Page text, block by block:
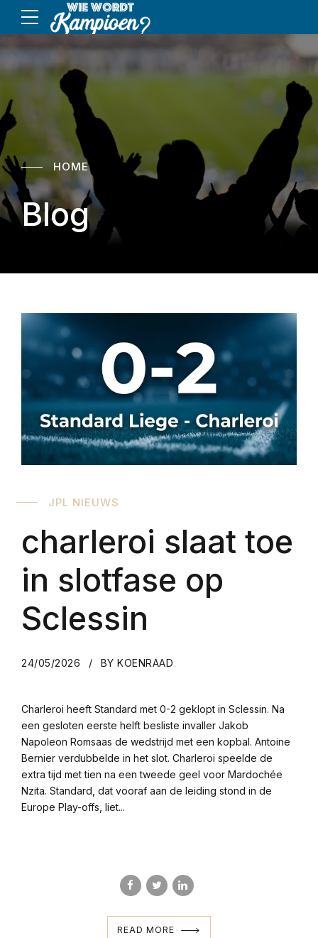
HOME
Blog
JPL NIEUWS
charleroi slaat toe
in slotfase op
Sclessin
24/05/2026 BY KOENRAAD
Charleroi heeft Standard met 0-2 geklopt in Sclessin. Na
een gesloten eerste helft besliste invaller Jakob
Napoleon Romsaas de wedstrijd met een kopbal. Antoine
Bernier verdubbelde in het slot. Charleroi speelde de
extra tijd met tien na een tweede geel voor Mardochée
Nzita. Standard, dat vooraf aan de leiding stond in de
Europe Play-offs, liet...
READ MORE